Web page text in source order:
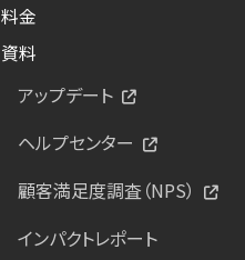
料金
資料
アップデート
ヘルプセンター
顧客満足度調査（NPS）
インパクトレポート